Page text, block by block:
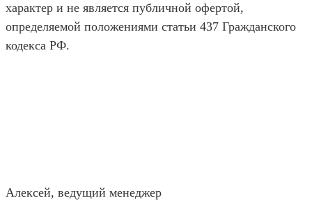
характер и не является публичной офертой,
определяемой положениями статьи 437 Гражданского
кодекса РФ.
Алексей, ведущий менеджер